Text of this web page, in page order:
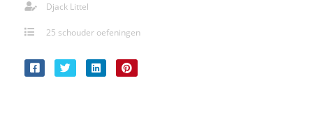
Djack Littel
25 schouder oefeningen